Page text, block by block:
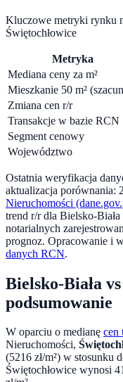
Kluczowe metryki rynku
Świętochłowice
Metryka
Mediana ceny za m²
Mieszkanie 50 m²
Zmiana cen r/r
Transakcje w bazie RCN
Segment cenowy
Województwo
Ostatnia weryfikacja
aktualizacja porównania:
Nieruchomości
trend r/r dla Bielsko-Biała
notarialnych
prognoz. Opracowanie i
danych RCN.
Bielsko-Biała vs
podsumowanie
W oparciu o medianę cen
Nieruchomości,
(5216 zł/m²) w stosunku
Świętochłowice wynosi